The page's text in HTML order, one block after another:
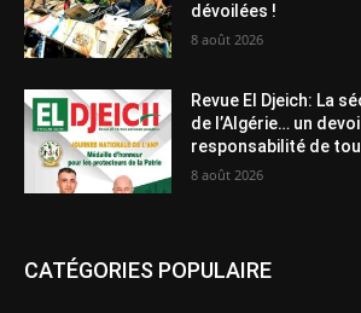
dévoilées !
8 août 2026
Revue El Djeich: La
de l’Algérie… un
responsabilité de
8 août 2026
CATÉGORIES POPULAIRE